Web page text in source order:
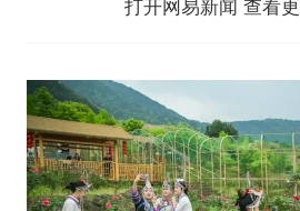
打开网易新闻 查看